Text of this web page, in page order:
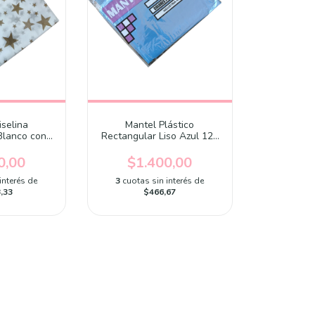
con
de
Mantel Plástico
Rectangular Liso Azul 120
$1.400,00
3 cuotas sin interés de
$466,67